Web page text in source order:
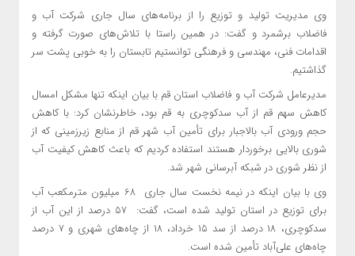
وی مدیریت تولید و توزیع را از برنامه‌های سال جاری شرکت آب و
فاضلاب برشمرد و گفت: در همین راستا با تلاش‌های صورت گرفته و
اقدامات فنی، مهندسی و فرهنگی توانستیم تابستان را بهخوبی پشت سر
گذاشتیم.
مدیرعامل شرکت آب و فاضلاب استان قم با بیان اینکه تنها مشکل امسال
کاهش سهم قم از آب سدکوچری به قم بود، خاطرنشان کرد: با کاهش
حجم ورودی آب بالاجبار برای تأمین آب شهر قم از منابع زیرزمینی که از
شوری بالایی برخوردار هستند استفاده کردیم که باعث کاهش کیفیت آب
از نظر شوری در شبکه آبرسانی شهر شد.
وی با بیان اینکه در نیمه نخست سال جاری 68 میلیون مترمکعب آب
برای توزیع در استان تولید شده است، گفت: 57 درصد از این آب از
سدکوچری، ۱۸ درصد از سد ۱۵ خرداد، ۱۸ از چاه‌های شهری و ۷ درصد
چاه‌های علی‌آباد تأمین شده است.